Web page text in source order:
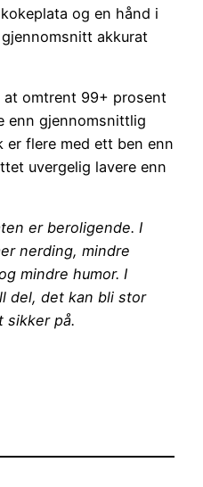
og en hånd i
akkurat
omtrent 99+ prosent
enn gjennomsnittlig
er flere med ett ben enn
uvergelig lavere enn
er beroligende. I
nerding, mindre
mindre humor. I
del, det kan bli stor
sikker på.